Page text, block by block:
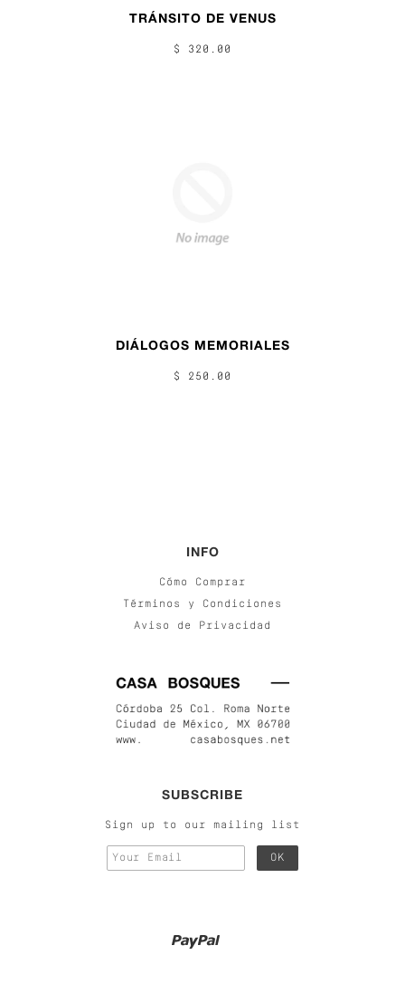
TRÁNSITO DE VENUS
$ 320.00
DIÁLOGOS MEMORIALES
$ 250.00
INFO
Cómo Comprar
Términos y Condiciones
Aviso de Privacidad
SUBSCRIBE
Sign up to our mailing list